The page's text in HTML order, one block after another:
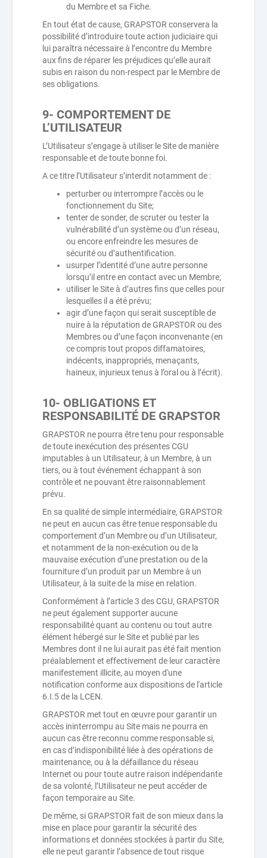
du Membre et sa Fiche.
En tout état de cause, GRAPSTOR conservera la
possibilité d’introduire toute action judiciaire qui
lui paraîtra nécessaire à l’encontre du Membre
aux fins de réparer les préjudices qu’elle aurait
subis en raison du non-respect par le Membre de
ses obligations.
9- COMPORTEMENT DE
L’UTILISATEUR
L’Utilisateur s’engage à utiliser le Site de manière
responsable et de toute bonne foi.
A ce titre l’Utilisateur s’interdit notamment de :
perturber ou interrompre l’accès ou le
fonctionnement du Site;
tenter de sonder, de scruter ou tester la
vulnérabilité d’un système ou d’un réseau,
ou encore enfreindre les mesures de
sécurité ou d’authentification.
usurper l’identité d’une autre personne
lorsqu’il entre en contact avec un Membre;
utiliser le Site à d’autres fins que celles pour
lesquelles il a été prévu;
agir d’une façon qui serait susceptible de
nuire à la réputation de GRAPSTOR ou des
Membres ou d’une façon inconvenante (en
ce compris tout propos diffamatoires,
indécents, inappropriés, menaçants,
haineux, injurieux tenus à l’oral ou à l’écrit).
10- OBLIGATIONS ET
RESPONSABILITÉ DE GRAPSTOR
GRAPSTOR ne pourra être tenu pour responsable
de toute inexécution des présentes CGU
imputables à un Utilisateur, à un Membre, à un
tiers, ou à tout événement échappant à son
contrôle et ne pouvant être raisonnablement
prévu.
En sa qualité de simple intermédiaire, GRAPSTOR
ne peut en aucun cas être tenue responsable du
comportement d’un Membre ou d’un Utilisateur,
et notamment de la non-exécution ou de la
mauvaise exécution d’une prestation ou de la
fourniture d’un produit par un Membre à un
Utilisateur, à la suite de la mise en relation.
Conformément à l’article 3 des CGU, GRAPSTOR
ne peut également supporter aucune
responsabilité quant au contenu ou tout autre
élément hébergé sur le Site et publié par les
Membres dont il ne lui aurait pas été fait mention
préalablement et effectivement de leur caractère
manifestement illicite, au moyen d'une
notification conforme aux dispositions de l'article
6.I.5 de la LCEN.
GRAPSTOR met tout en œuvre pour garantir un
accès ininterrompu au Site mais ne pourra en
aucun cas être reconnu comme responsable si,
en cas d’indisponibilité liée à des opérations de
maintenance, ou à la défaillance du réseau
Internet ou pour toute autre raison indépendante
de sa volonté, l’Utilisateur ne peut accéder de
façon temporaire au Site.
De même, si GRAPSTOR fait de son mieux dans la
mise en place pour garantir la sécurité des
informations et données stockées à partir du Site,
elle ne peut garantir l’absence de tout risque